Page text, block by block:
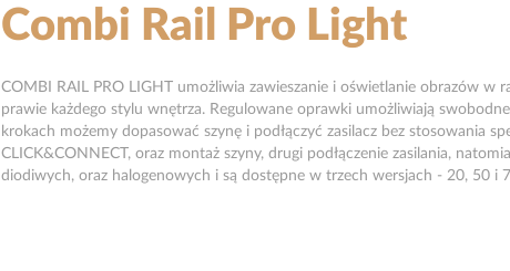
Combi Rail Pro Light
COMBI RAIL PRO LIGHT umożliwia zawieszanie i oświetlanie obrazów
prawie każdego stylu wnętrza. Regulowane oprawki umożliwiają
krokach możemy dopasować szynę i podłączyć zasilacz bez stosowania
CLICK&CONNECT, oraz montaż szyny, drugi podłączenie zasilania,
diodiwych, oraz halogenowych i są dostępne w trzech wersjach - 20, 50 i